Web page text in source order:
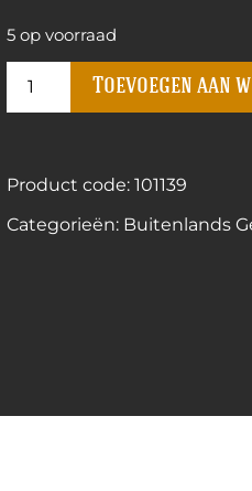
5 op voorraad
Toevoegen aan
Product code: 101139
Categorieën: Buitenlands